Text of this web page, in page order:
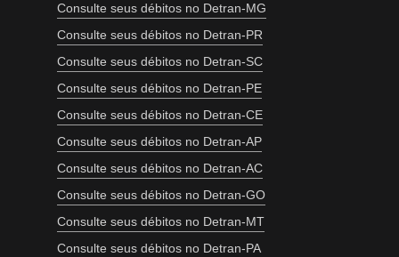
Consulte seus débitos no Detran-MG
Consulte seus débitos no Detran-PR
Consulte seus débitos no Detran-SC
Consulte seus débitos no Detran-PE
Consulte seus débitos no Detran-CE
Consulte seus débitos no Detran-AP
Consulte seus débitos no Detran-AC
Consulte seus débitos no Detran-GO
Consulte seus débitos no Detran-MT
Consulte seus débitos no Detran-PA